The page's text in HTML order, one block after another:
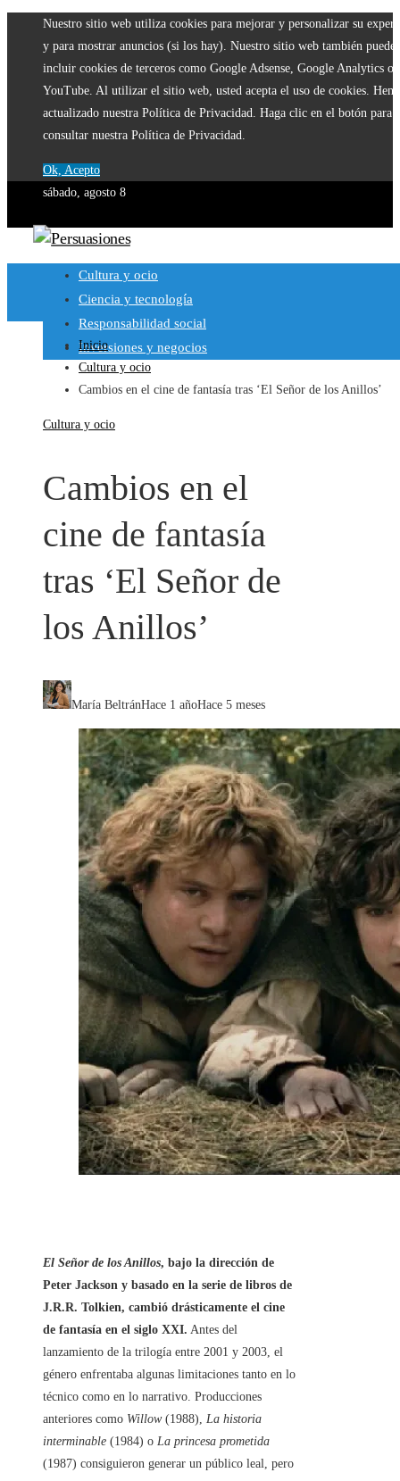
Nuestro sitio web utiliza cookies para mejorar y personalizar su
y para mostrar anuncios (si los hay). Nuestro sitio web también puede
incluir cookies de terceros como Google Adsense, Google Analytics o
YouTube. Al utilizar el sitio web, usted acepta el uso de cookies.
actualizado nuestra Política de Privacidad. Haga clic en el botón para
consultar nuestra Política de Privacidad.
Ok, Acepto
sábado, agosto 8
Cultura y ocio
Ciencia y tecnología
Responsabilidad social
Inversiones y negocios
Inicio
Cultura y ocio
Cambios en el cine de fantasía tras ‘El Señor de los Anillos’
Cultura y ocio
Cambios en el
cine de fantasía
tras ‘El Señor de
los Anillos’
María BeltránHace 1 añoHace 5 meses
El Señor de los Anillos, bajo la dirección de
Peter Jackson y basado en la serie de libros de
J.R.R. Tolkien, cambió drásticamente el cine
de fantasía en el siglo XXI. Antes del
lanzamiento de la trilogía entre 2001 y 2003, el
género enfrentaba algunas limitaciones tanto en lo
técnico como en lo narrativo. Producciones
anteriores como Willow(1988), La historia
interminable (1984) o La princesa prometida
(1987) consiguieron generar un público leal, pero